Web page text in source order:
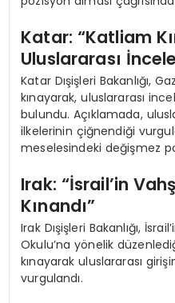
Katar: “Katliam
Uluslararası
Katar Dışişleri Bakanlığı,
kınayarak, uluslararası
bulundu. Açıklamada,
ilkelerinin çiğnendiği
meselesindeki değişmez
Irak: “İsrail’in
Kınandı”
Irak Dışişleri Bakanlığı,
Okulu’na yönelik
kınayarak uluslararası
vurgulandı.